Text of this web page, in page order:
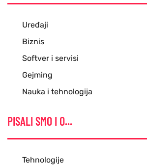
Uređaji
Biznis
Softver i servisi
Gejming
Nauka i tehnologija
PISALI SMO I O...
Tehnologije